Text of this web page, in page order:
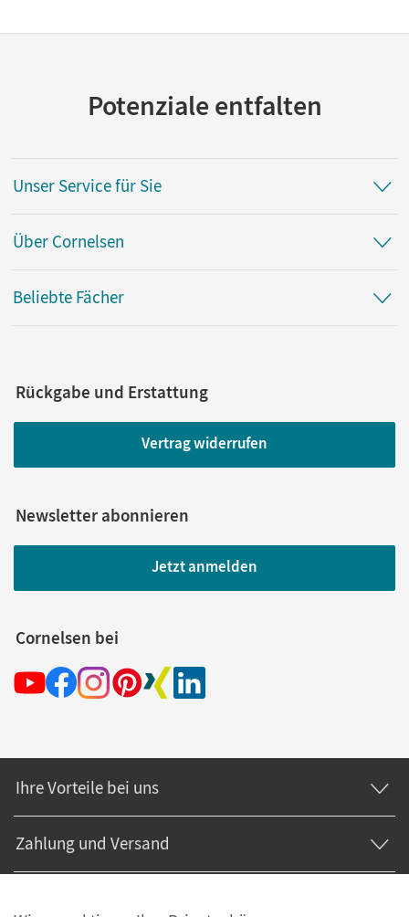
Potenziale entfalten
Unser Service für Sie
Über Cornelsen
Beliebte Fächer
Rückgabe und Erstattung
Vertrag widerrufen
Newsletter abonnieren
Jetzt anmelden
Cornelsen bei
Ihre Vorteile bei uns
Zahlung und Versand